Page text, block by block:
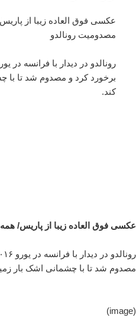
عکسی فوق العاده زیبا از
مصدومیت رونالدو
برخورد کرد و مصدوم شد تا با
کند.
عکسی فوق العاده زیبا از پاریس/
مصدوم شد تا با چشمانی اشک‌ بار
(image)